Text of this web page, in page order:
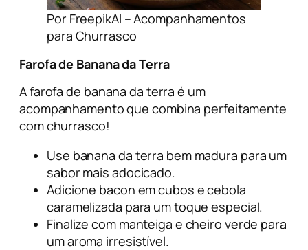
Por FreepikAI – Acompanhamentos
para Churrasco
Farofa de Banana da Terra
A farofa de banana da terra é um
acompanhamento que combina perfeitamente
com churrasco!
Use banana da terra bem madura para um
sabor mais adocicado.
Adicione bacon em cubos e cebola
caramelizada para um toque especial.
Finalize com manteiga e cheiro verde para
um aroma irresistível.